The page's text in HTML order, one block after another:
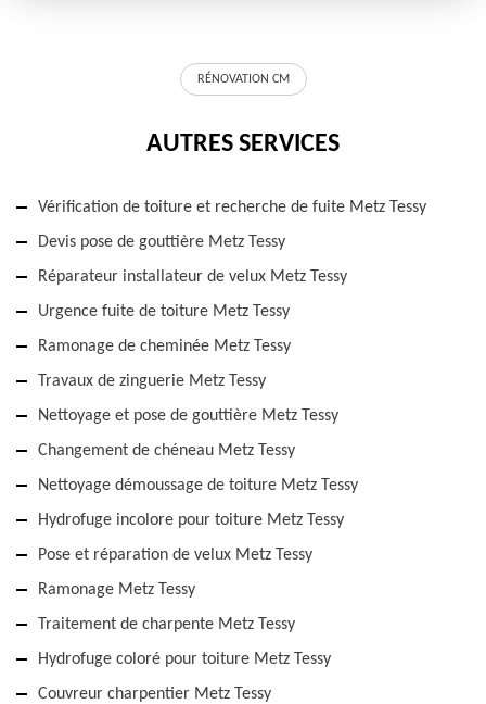
RÉNOVATION CM
AUTRES SERVICES
Vérification de toiture et recherche de fuite Metz Tessy
Devis pose de gouttière Metz Tessy
Réparateur installateur de velux Metz Tessy
Urgence fuite de toiture Metz Tessy
Ramonage de cheminée Metz Tessy
Travaux de zinguerie Metz Tessy
Nettoyage et pose de gouttière Metz Tessy
Changement de chéneau Metz Tessy
Nettoyage démoussage de toiture Metz Tessy
Hydrofuge incolore pour toiture Metz Tessy
Pose et réparation de velux Metz Tessy
Ramonage Metz Tessy
Traitement de charpente Metz Tessy
Hydrofuge coloré pour toiture Metz Tessy
Couvreur charpentier Metz Tessy